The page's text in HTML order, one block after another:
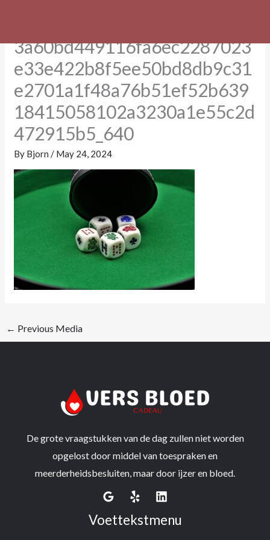
3a60bd449116fa6ec2287023
e33e422b8f5ee50bd8db9c31
e2701a1f48a76b51ef52b639
18415058102a3230a1e55c2d
472915b5_640
By Bjorn / May 24, 2024
← Previous Media
De grote vraagstukken van de dag zullen niet worden
opgelost door middel van toespraken en
meerderheidsbesluiten, maar door ijzer en bloed.
Voettekstmenu